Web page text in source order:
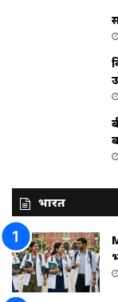
भारत